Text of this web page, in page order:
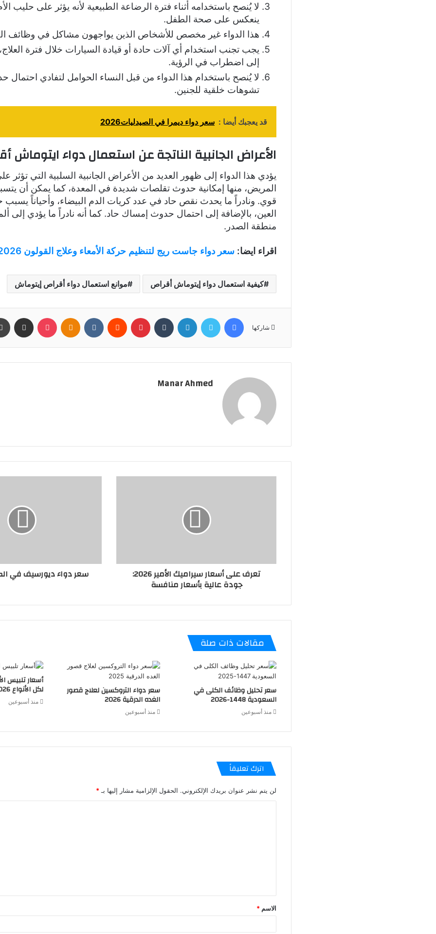
لا يُنصح باستخدامه أثناء فترة الرضاعة الطبيعية لأنه يؤثر على حليب
ينعكس على صحة الطفل.
هذا الدواء غير مخصص للأشخاص الذين يواجهون مشاكل في وظائف
يجب تجنب استخدام أي آلات حادة أو قيادة السيارات خلال فترة العلاج،
إلى اضطراب في الرؤية.
لا يُنصح باستخدام هذا الدواء من قبل النساء الحوامل لتفادي احتمال
تشوهات خلقية للجنين.
قد يعجبك أيضا : سعر دواء ديمرا في الصيدليات2026
الأعراض الجانبية الناتجة عن استعمال دواء ايتوماش
يؤدي هذا الدواء إلى ظهور العديد من الأعراض الجانبية السلبية التي تؤثر
المريض، منها إمكانية حدوث تقلصات شديدة في المعدة، كما يمكن أن
قوي. ونادراً ما يحدث نقص حاد في عدد كريات الدم البيضاء، وأحياناً
العين، بالإضافة إلى احتمال حدوث إمساك حاد. كما أنه نادراً ما يؤدي إلى
منطقة الصدر.
اقراء ايضا: سعر دواء جاست ريج لتنظيم حركة الأمعاء وعلاج القولون 2026
كيفية استعمال دواء إيتوماش أقراص موانع استعمال دواء أقراص إيتوماش
شاركها
فيسبوك تويتر لينكدإن بينتيريست Odnoklassniki
بوكيت مشاركة عبر البريد
Manar Ahmed
تعرف على أسعار سيراميك الأمير 2026:
جودة عالية بأسعار منافسة
سعر دواء ديورسيف في
مقالات ذات صلة
سعر تحليل وظائف الكلى في
السعودية 1448-2026
منذ أسبوعين
سعر دواء التروكسين لعلاج قصور
الغده الدرقية 2026
منذ أسبوعين
أسعار تلبيس
لكل الأنواع 2026
منذ أسبوعين
اترك تعليقاً
لن يتم نشر عنوان بريدك الإلكتروني. الحقول الإلزامية مشار إليها بـ*
الاسم *